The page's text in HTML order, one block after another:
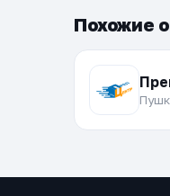
Похожие